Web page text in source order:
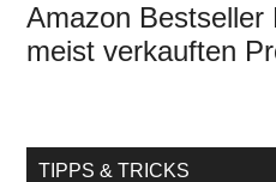
Amazon Bestseller
meist verkauften
TIPPS & TRICKS